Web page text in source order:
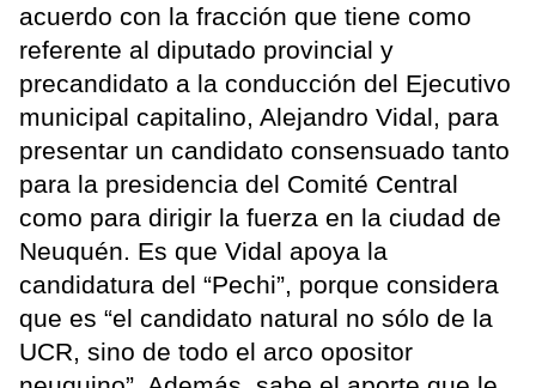
acuerdo con la fracción que tiene como
referente al diputado provincial y
precandidato a la conducción del Ejecutivo
municipal capitalino, Alejandro Vidal, para
presentar un candidato consensuado tanto
para la presidencia del Comité Central
como para dirigir la fuerza en la ciudad de
Neuquén. Es que Vidal apoya la
candidatura del “Pechi”, porque considera
que es “el candidato natural no sólo de la
UCR, sino de todo el arco opositor